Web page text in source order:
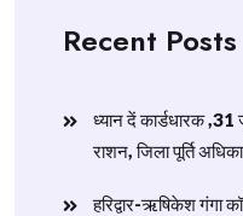
Recent Posts
ध्यान दें कार्डधारक ,31
राशन, जिला पूर्ति
हरिद्वार-ऋषिकेश गंगा